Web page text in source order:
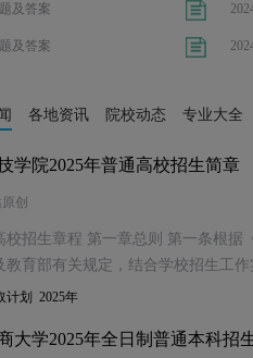
及答案
及答案
各地资讯 院校动态 专业大全
学院2025年普通高校招生简章
创
校招生章程 第一章总则 第一条根据
育部有关规定，结合学校招生工作
计划 2025年
大学2025年全日制普通本科招